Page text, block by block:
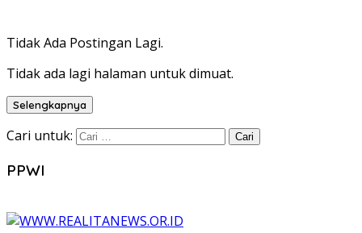
Tidak Ada Postingan Lagi.
Tidak ada lagi halaman untuk dimuat.
Selengkapnya
Cari untuk:
PPWI